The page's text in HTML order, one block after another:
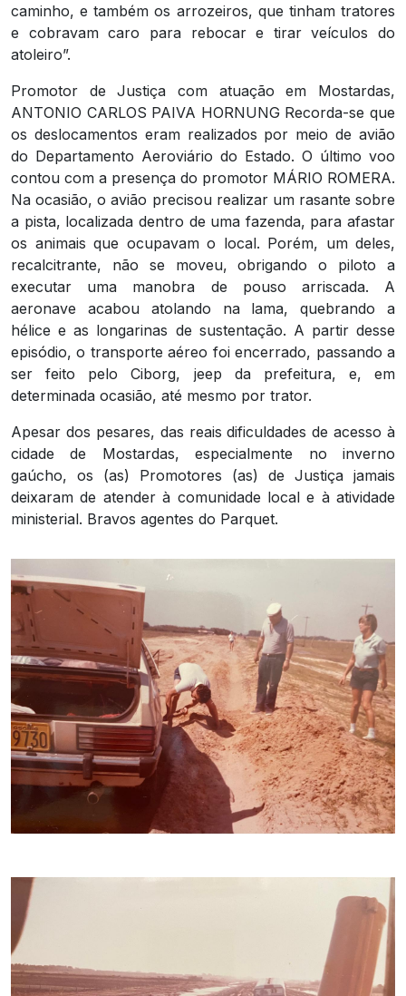
caminho, e também os arrozeiros, que tinham tratores
e cobravam caro para rebocar e tirar veículos do
atoleiro”.
Promotor de Justiça com atuação em Mostardas,
ANTONIO CARLOS PAIVA HORNUNG Recorda-se que
os deslocamentos eram realizados por meio de avião
do Departamento Aeroviário do Estado. O último voo
contou com a presença do promotor MÁRIO ROMERA.
Na ocasião, o avião precisou realizar um rasante sobre
a pista, localizada dentro de uma fazenda, para afastar
os animais que ocupavam o local. Porém, um deles,
recalcitrante, não se moveu, obrigando o piloto a
executar uma manobra de pouso arriscada. A
aeronave acabou atolando na lama, quebrando a
hélice e as longarinas de sustentação. A partir desse
episódio, o transporte aéreo foi encerrado, passando a
ser feito pelo Ciborg, jeep da prefeitura, e, em
determinada ocasião, até mesmo por trator.
Apesar dos pesares, das reais dificuldades de acesso à
cidade de Mostardas, especialmente no inverno
gaúcho, os (as) Promotores (as) de Justiça jamais
deixaram de atender à comunidade local e à atividade
ministerial. Bravos agentes do Parquet.